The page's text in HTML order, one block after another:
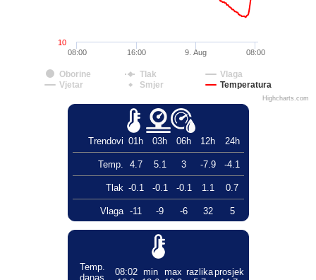
Oborine Tlak
Vlaga
Vjetar
Smjer Temperatura
9. Aug
08:00 16:00 08:00
10
Highcharts.com
Trendovi 01h 03h 06h 12h 24h
Temp. 4.7 5.1 3 -7.9 -4.1
Tlak -0.1 -0.1 -0.1 1.1 0.7
Vlaga -11 -9 -6 32 5
Temp.
danas
08:02 min
max razlikaprosjek